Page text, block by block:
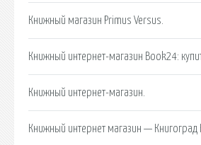
Книжный магазин Primus Versus.
Книжный интернет-магазин Book24:
Книжный интернет-магазин.
Книжный интернет магазин — Книгоград